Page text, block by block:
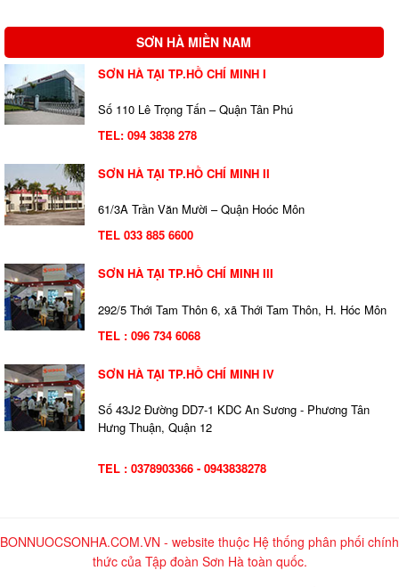
SƠN HÀ MIỀN NAM
SƠN HÀ TẠI TP.HỒ CHÍ MINH I
Số 110 Lê Trọng Tấn – Quận Tân Phú
TEL: 094 3838 278
SƠN HÀ TẠI TP.HỒ CHÍ MINH II
61/3A Trần Văn Mười – Quận Hoóc Môn
TEL 033 885 6600
SƠN HÀ TẠI TP.HỒ CHÍ MINH III
292/5 Thới Tam Thôn 6, xã Thới Tam Thôn, H. Hóc Môn
TEL : 096 734 6068
SƠN HÀ TẠI TP.HỒ CHÍ MINH IV
Số 43J2 Đường DD7-1 KDC An Sương - Phương Tân
Hưng Thuận, Quận 12
TEL : 0378903366 - 0943838278
BONNUOCSONHA.COM.VN - website thuộc Hệ thống phân phối chính
thức của Tập đoàn Sơn Hà toàn quốc.